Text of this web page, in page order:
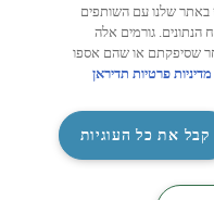
באתר שלנו עם השותפים
הנתונים. גורמים אלה
שסיפקתם או שהם אספו
מדיניות פרטיות תדיראן
קבל את כל העוגיות